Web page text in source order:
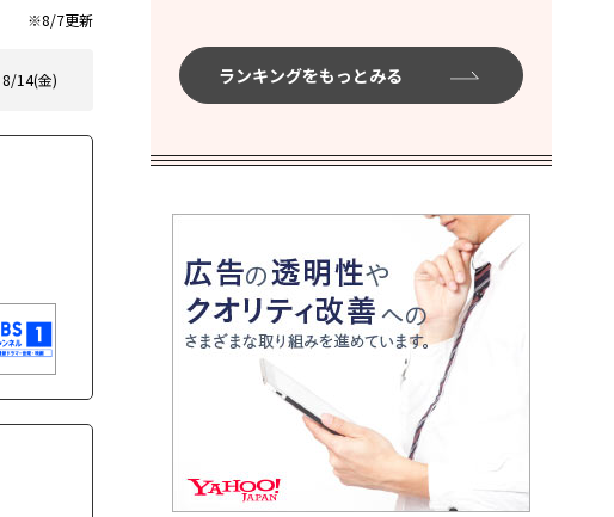
※8/7更新
8/14(金) ランキングをもっとみる